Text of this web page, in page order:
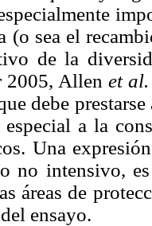
(o sea el
de la
2005, Allenet
debe
especial a la
Una
no intensivo,
áreas de
ensayo.